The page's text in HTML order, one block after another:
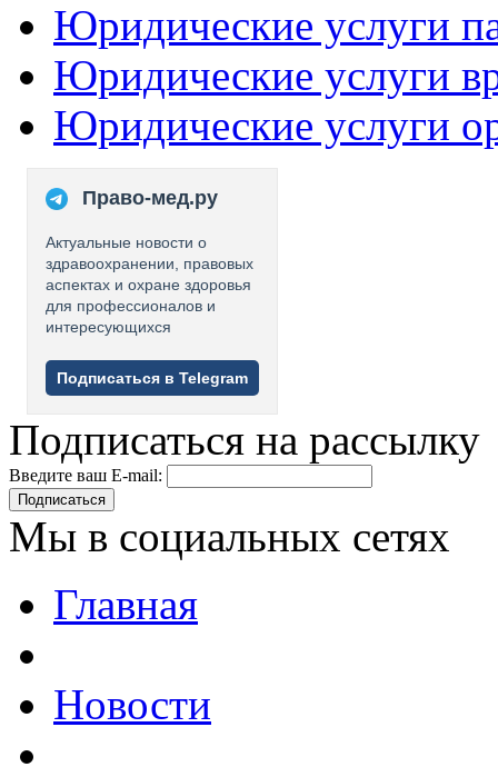
Юридические услуги
Юридические услуги
Юридические услуги
Право-мед.ру
Актуальные новости о
здравоохранении, правовых
аспектах и охране здоровья
для профессионалов и
интересующихся
Подписаться в Telegram
Подписаться на рассылку
Введите ваш E-mail:
Подписаться
Мы в социальных сетях
Главная
Новости